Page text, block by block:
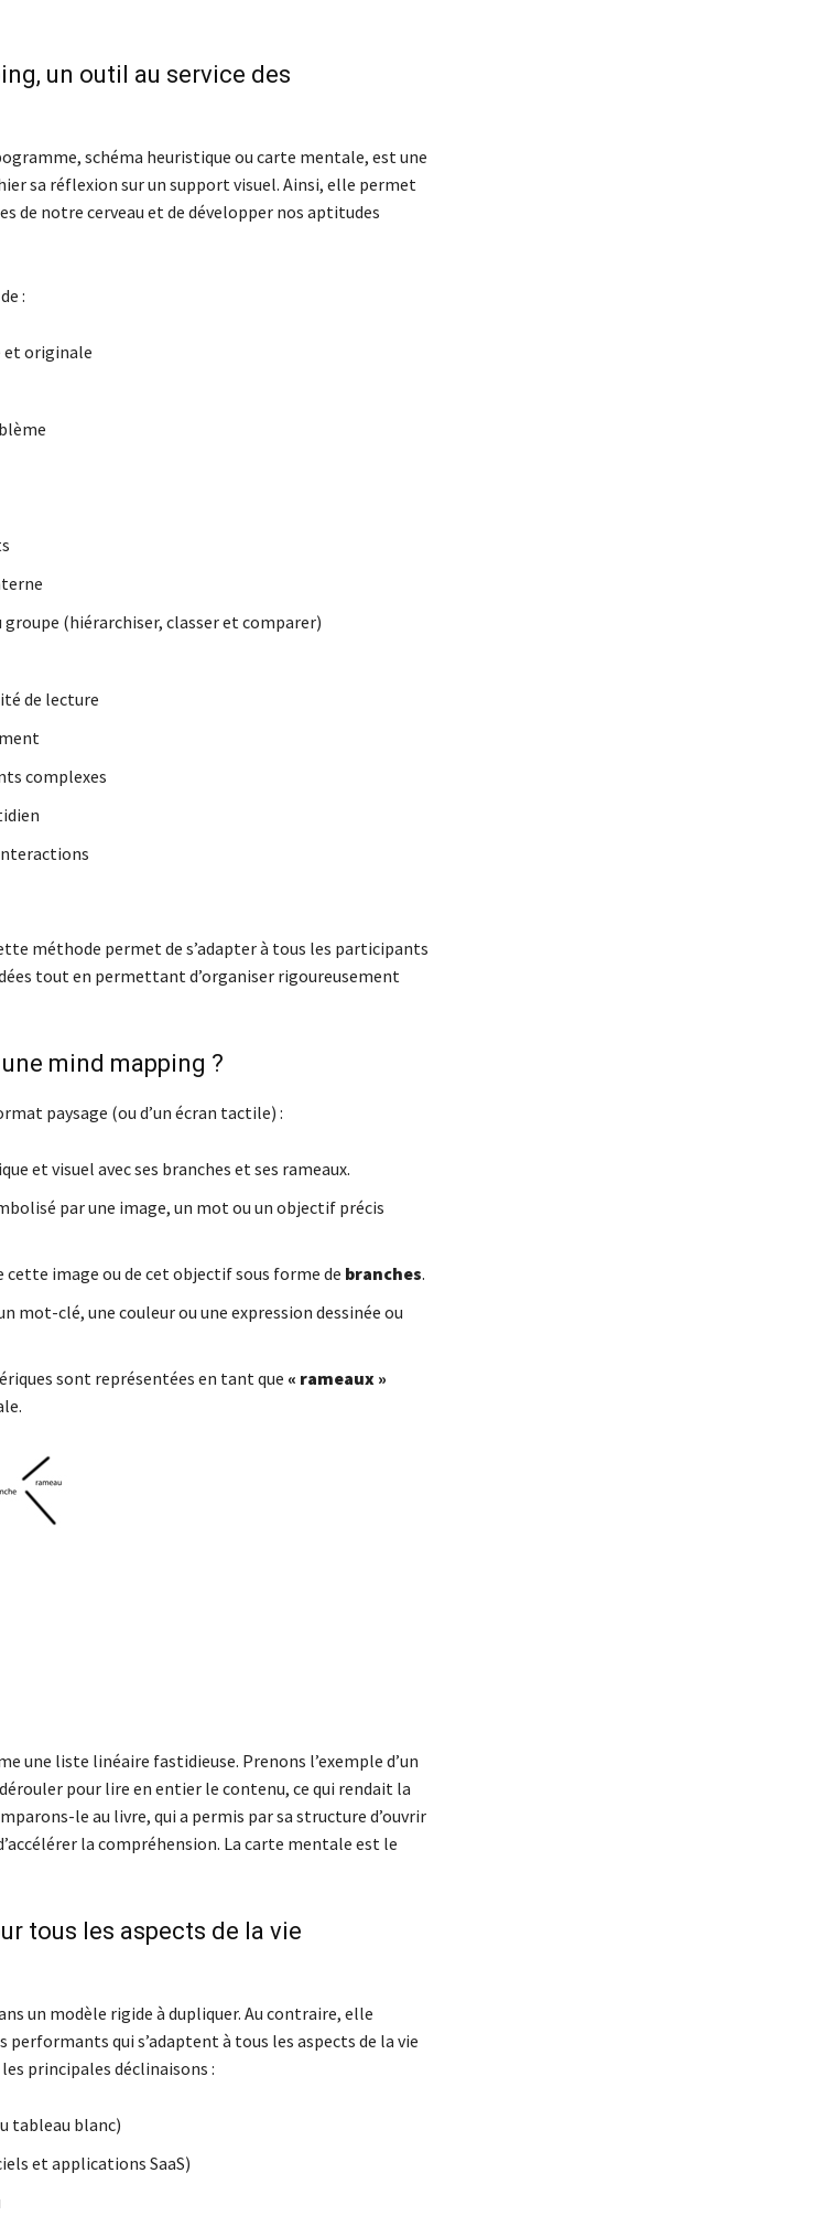
un outil au service des
schéma heuristique ou carte mentale, est une
sa réflexion sur un support visuel. Ainsi, elle permet
de notre cerveau et de développer nos aptitudes
:
et originale
(hiérarchiser, classer et comparer)
de lecture
complexes
méthode permet de s’adapter à tous les participants
tout en permettant d’organiser rigoureusement
mind mapping ?
paysage (ou d’un écran tactile) :
et visuel avec ses branches et ses rameaux.
par une image, un mot ou un objectif précis
cette image ou de cet objectif sous forme de branches.
mot-clé, une couleur ou une expression dessinée ou
sont représentées en tant que « rameaux »
une liste linéaire fastidieuse. Prenons l’exemple d’un
pour lire en entier le contenu, ce qui rendait la
le au livre, qui a permis par sa structure d’ouvrir
la compréhension. La carte mentale est le
tous les aspects de la vie
un modèle rigide à dupliquer. Au contraire, elle
performants qui s’adaptent à tous les aspects de la vie
principales déclinaisons :
tableau blanc)
et applications SaaS)